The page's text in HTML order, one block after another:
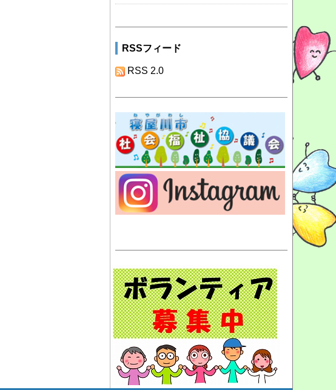
RSSフィード
RSS 2.0